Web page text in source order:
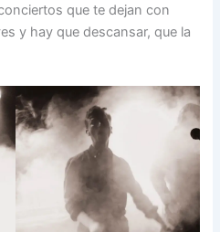
que te dejan con
y hay que descansar, que la